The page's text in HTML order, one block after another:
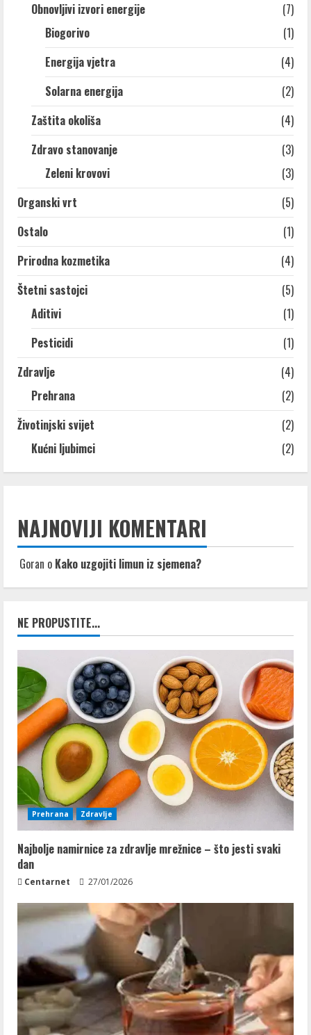
Obnovljivi izvori energije
(7)
Biogorivo
(1)
Energija vjetra
(4)
Solarna energija
(2)
Zaštita okoliša
(4)
Zdravo stanovanje
(3)
Zeleni krovovi
(3)
Organski vrt
(5)
Ostalo
(1)
Prirodna kozmetika
(4)
Štetni sastojci
(5)
Aditivi
(1)
Pesticidi
(1)
Zdravlje
(4)
Prehrana
(2)
Životinjski svijet
(2)
Kućni ljubimci
(2)
NAJNOVIJI KOMENTARI
Goran o Kako uzgojiti limun iz sjemena?
NE PROPUSTITE...
Prehrana Zdravlje
Najbolje namirnice za zdravlje mrežnice – što jesti svaki
dan
Centarnet 27/01/2026